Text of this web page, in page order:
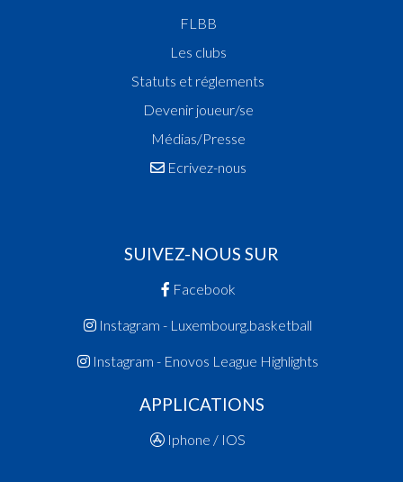
FLBB
Les clubs
Statuts et réglements
Devenir joueur/se
Médias/Presse
Ecrivez-nous
SUIVEZ-NOUS SUR
Facebook
Instagram - Luxembourg.basketball
Instagram - Enovos League Highlights
APPLICATIONS
Iphone / IOS